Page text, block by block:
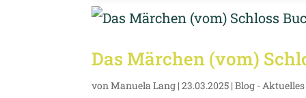
Das Märchen (vom)
vonManuela Lang |23.03.2025 |Blog - Aktuelles